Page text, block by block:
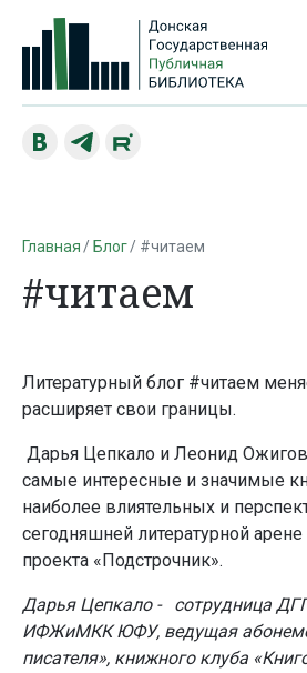
Главная Блог #читаем
#читаем
Литературный блог #читаем
расширяет свои границы.
Дарья Цепкало и Леонид
самые интересные и значимые
наиболее влиятельных и
сегодняшней литературной
проекта «Подстрочник».
Дарья Цепкало - сотрудница
ИФЖиМКК ЮФУ, ведущая
писателя», книжного клуба